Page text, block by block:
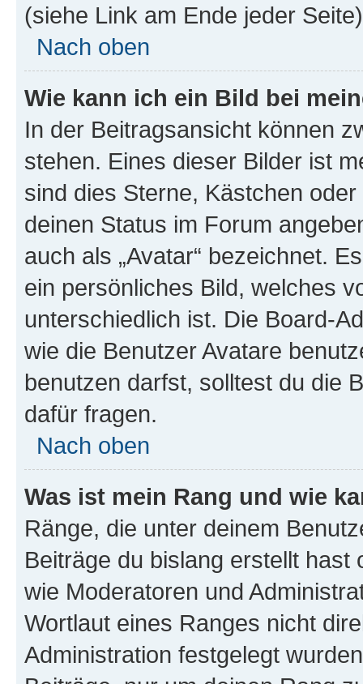
(siehe Link am Ende jeder
Nach oben
Wie kann ich ein Bild bei
In der Beitragsansicht können
stehen. Eines dieser Bilder ist
sind dies Sterne, Kästchen
deinen Status im Forum
auch als „Avatar“ bezeichnet.
ein persönliches Bild, welches
unterschiedlich ist. Die Board-
wie die Benutzer Avatare
benutzen darfst, solltest du die
dafür fragen.
Nach oben
Was ist mein Rang und wie
Ränge, die unter deinem
Beiträge du bislang erstellt
wie Moderatoren und
Wortlaut eines Ranges nicht
Administration festgelegt